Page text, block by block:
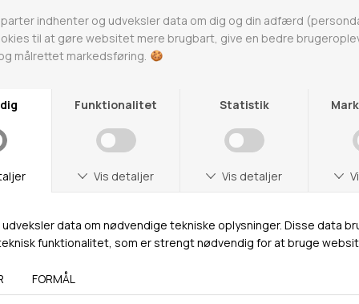
Butikker
Hestehaven 21 K
5260 Odense S
Man-Ons: 09.00-15.30
Tors: 09.00-17.00